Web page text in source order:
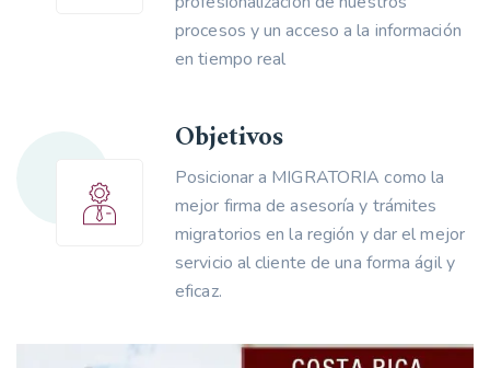
procesos y un acceso a la información
en tiempo real
Objetivos
Posicionar a MIGRATORIA como la
mejor firma de asesoría y trámites
migratorios en la región y dar el mejor
servicio al cliente de una forma ágil y
eficaz.